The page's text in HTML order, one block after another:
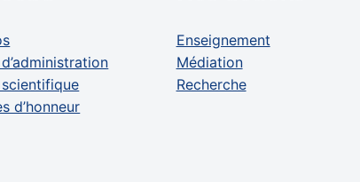
d’honneur
Enseignement
Médiation
Recherche